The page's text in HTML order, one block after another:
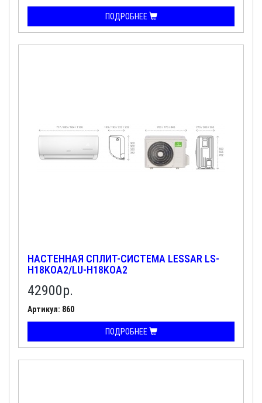
ПОДРОБНЕЕ
НАСТЕННАЯ СПЛИТ-СИСТЕМА LESSAR LS-
H18KOA2/LU-H18KOA2
42900р.
Артикул: 860
ПОДРОБНЕЕ